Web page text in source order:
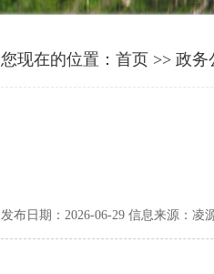
您现在的位置： 首页 >> 政务
发布日期：2026-06-29 信息来源：凌